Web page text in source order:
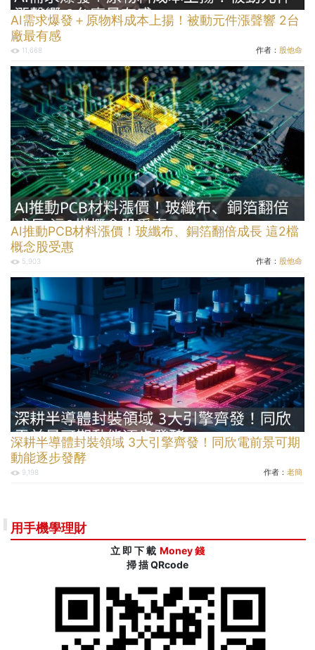
AI需求爆發＋原物料成本上揚！被動元件漲聲響 2台
廠最有感
11,668 作者： 股他命
AI推動PCB材料漲價！玻纖布、銅箔翻倍成長 這2檔
概念股受惠
5,903 作者： 股他命
深耕半導體封裝領域 3大引擎齊發！同欣電前景可期
動能逐步發酵
9,198 作者： 老簡
用手機學理財
立 即 下 載 Money 錢
掃 描 QRcode